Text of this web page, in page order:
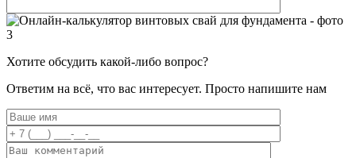
Хотите обсудить какой-либо вопрос?
Ответим на всё, что вас интересует. Просто напишите нам